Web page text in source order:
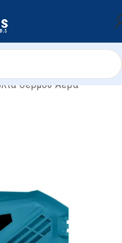
Θερμού Αέρα